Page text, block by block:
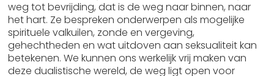
weg tot bevrijding, dat is de weg naar binnen, naar
het hart. Ze bespreken onderwerpen als mogelijke
spirituele valkuilen, zonde en vergeving,
gehechtheden en wat uitdoven aan seksualiteit kan
betekenen. We kunnen ons werkelijk vrij maken van
deze dualistische wereld, de weg ligt open voor